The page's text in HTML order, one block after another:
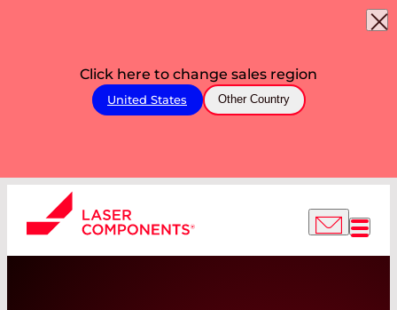
Click here to change sales region
United States Other Country